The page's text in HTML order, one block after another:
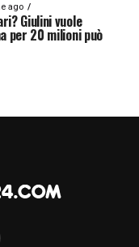
ago
Giulini vuole
per 20 milioni può